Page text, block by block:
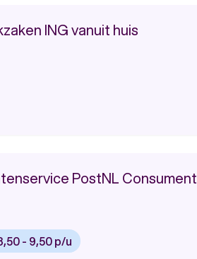
ING vanuit huis
PostNL Consument
- 9,50 p/u